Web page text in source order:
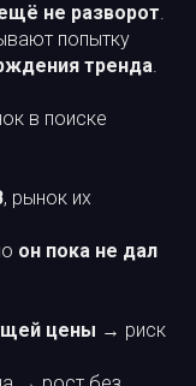
не разворот.
попытку
тренда.
в поиске
, рынок их
он пока не дал
цены → риск